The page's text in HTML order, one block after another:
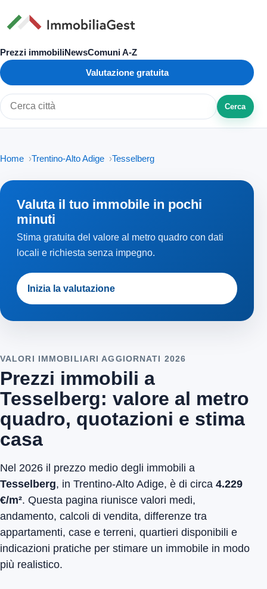
Prezzi immobiliNewsComuni A-Z
Valutazione gratuita
Cerca città o zona
Cerca
Home Trentino-Alto Adige Tesselberg
Valuta il tuo immobile in pochi
minuti
Stima gratuita del valore al metro quadro con dati
locali e richiesta senza impegno.
Inizia la valutazione
VALORI IMMOBILIARI AGGIORNATI 2026
Prezzi immobili a
Tesselberg: valore al metro
quadro, quotazioni e stima
casa
Nel 2026 il prezzo medio degli immobili a
Tesselberg, in Trentino-Alto Adige, è di circa 4.229
€/m². Questa pagina riunisce valori medi,
andamento, calcoli di vendita, differenze tra
appartamenti, case e terreni, quartieri disponibili e
indicazioni pratiche per stimare un immobile in modo
più realistico.